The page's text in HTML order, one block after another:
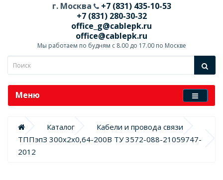
г. Москва
+7 (831) 435-10-53
+7 (831) 280-30-32
office_g@cablepk.ru
office@cablepk.ru
Мы работаем по будням с 8.00 до 17.00 по Москве
Меню
Каталог
Кабели и провода связи
ТППэпЗ 300х2х0,64-200В ТУ 3572-088-21059747-
2012